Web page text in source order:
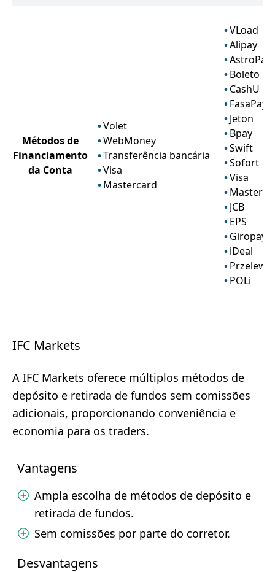
Métodos de
Financiamento
da Conta
Volet
WebMoney
Transferência bancária
Visa
Mastercard
VLoad
Alipay
AstroPay
Boleto
CashU
FasaPay
Jeton
Bpay
Swift
Sofort
Visa
JCB
EPS
Giropay
iDeal
POLi
IFC Markets
A IFC Markets oferece múltiplos métodos de
depósito e retirada de fundos sem comissões
adicionais, proporcionando conveniência e
economia para os traders.
Vantagens
Ampla escolha de métodos de depósito e
retirada de fundos.
Sem comissões por parte do corretor.
Desvantagens